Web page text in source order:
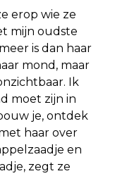
erop wie ze
mijn oudste
is dan haar
mond, maar
Ik
moet zijn in
je, ontdek
haar over
en
zegt ze